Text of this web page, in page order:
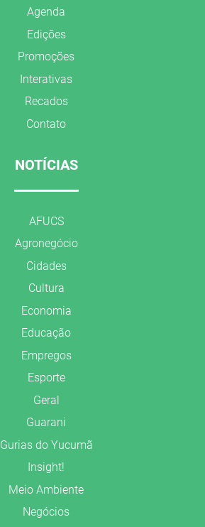
Agenda
Edições
Promoções
Interativas
Recados
Contato
NOTÍCIAS
AFUCS
Agronegócio
Cidades
Cultura
Economia
Educação
Empregos
Esporte
Geral
Guarani
Gurias do Yucumã
Insight!
Meio Ambiente
Negócios